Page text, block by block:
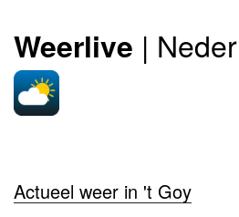
Weerlive |
Actueel weer in 't Goy